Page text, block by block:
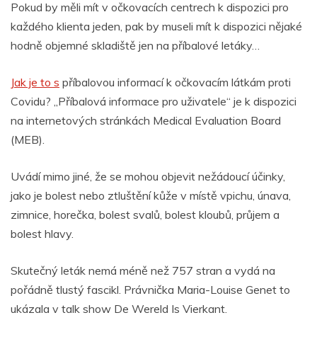
Pokud by měli mít v očkovacích centrech k dispozici pro
každého klienta jeden, pak by museli mít k dispozici nějaké
hodně objemné skladiště jen na příbalové letáky…
Jak je to s příbalovou informací k očkovacím látkám proti
Covidu? „Příbalová informace pro uživatele“ je k dispozici
na internetových stránkách Medical Evaluation Board
(MEB).
Uvádí mimo jiné, že se mohou objevit nežádoucí účinky,
jako je bolest nebo ztluštění kůže v místě vpichu, únava,
zimnice, horečka, bolest svalů, bolest kloubů, průjem a
bolest hlavy.
Skutečný leták nemá méně než 757 stran a vydá na
pořádně tlustý fascikl. Právnička Maria-Louise Genet to
ukázala v talk show De Wereld Is Vierkant.